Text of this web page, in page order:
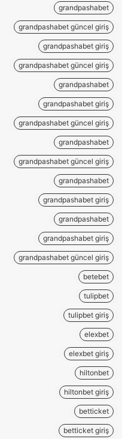
grandpashabet
grandpashabet güncel giriş
grandpashabet giriş
grandpashabet güncel giriş
grandpashabet
grandpashabet giriş
grandpashabet güncel giriş
grandpashabet
grandpashabet güncel giriş
grandpashabet
grandpashabet giriş
grandpashabet
grandpashabet giriş
grandpashabet güncel giriş
betebet
tulipbet
tulipbet giriş
elexbet
elexbet giriş
hiltonbet
hiltonbet giriş
betticket
betticket giriş